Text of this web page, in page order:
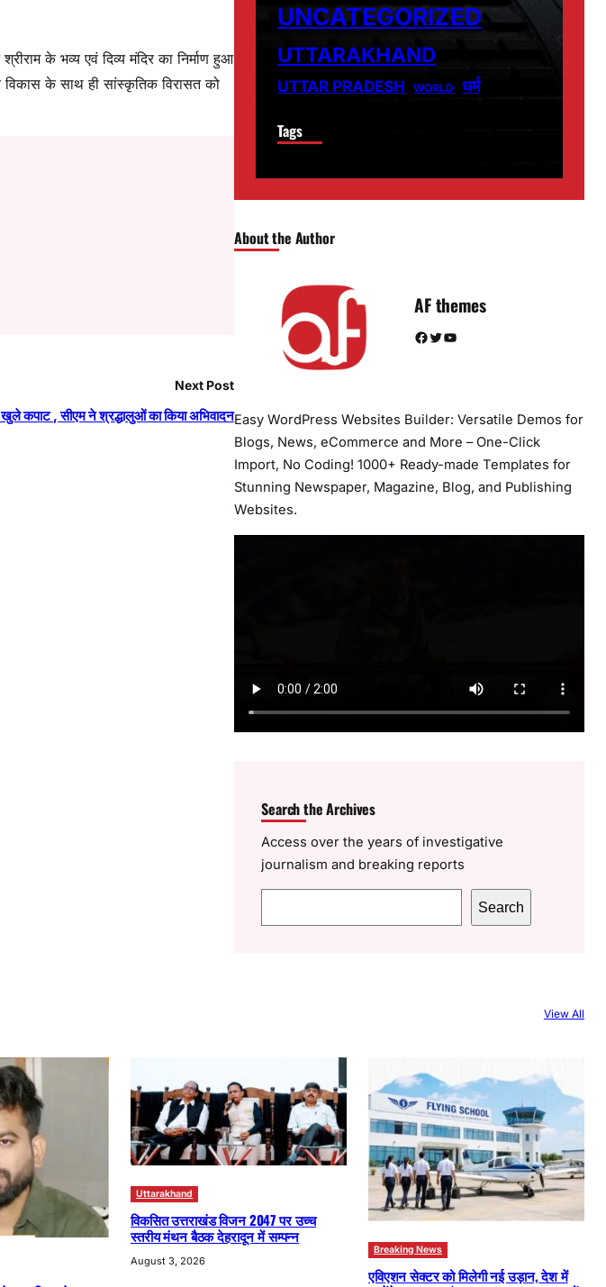
के भव्य एवं दिव्य मंदिर का निर्माण हुआ
के साथ ही सांस्कृतिक विरासत को
Next Post
खुले कपाट , सीएम ने श्रद्धालुओं का किया अभिवादन
UNCATEGORIZED
UTTARAKHAND
UTTAR PRADESH WORLD धर्म
Tags
About the Author
AF themes
Facebook Twitter YouTube
Easy WordPress Websites Builder: Versatile Demos for
Blogs, News, eCommerce and More – One-Click
Import, No Coding! 1000+ Ready-made Templates for
Stunning Newspaper, Magazine, Blog, and Publishing
Websites.
Search the Archives
Access over the years of investigative
journalism and breaking reports
e
Search
View All
Uttarakhand
विकसित उत्तराखंड विजन 2047 पर उच्च
स्तरीय मंथन बैठक देहरादून में सम्पन्न
August 3, 2026
Breaking News
एविएशन सेक्टर को मिलेगी नई उड़ान, देश में